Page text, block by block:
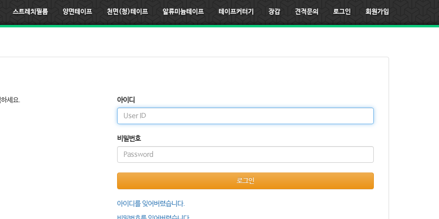
스트레치필름 양면테이프 천면(청)테이프 알류미늄테이프 테이프커터기 장갑 견적문의 로그인 회원가입
세요. 아이디
비밀번호
로그인
아이디를 잊어버렸습니다.